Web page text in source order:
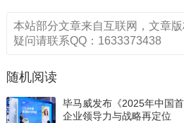
本站部分文章来自互联网，文章
疑问请联系QQ：1633373438
随机阅读
毕马威发布《2025年中国
企业领导力与战略再定位